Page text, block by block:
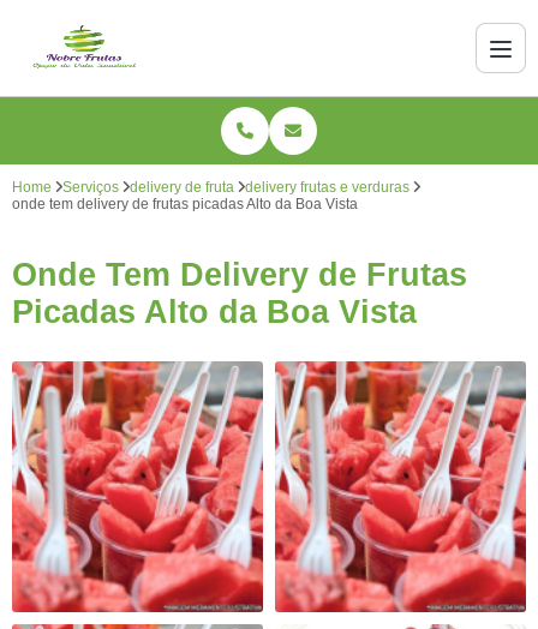
Home Serviços delivery de fruta
delivery frutas e verduras
onde tem delivery de frutas picadas Alto da Boa Vista
Onde Tem Delivery de Frutas
Picadas Alto da Boa Vista